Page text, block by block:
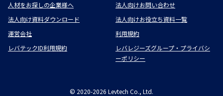
人材をお探しの企業様へ
法人向けお問い合わせ
法人向け資料ダウンロード
法人向けお役立ち資料一覧
運営会社
利用規約
レバテックID利用規約
レバレジーズグループ・プライバシ
ーポリシー
© 2020-2026 Levtech Co., Ltd.